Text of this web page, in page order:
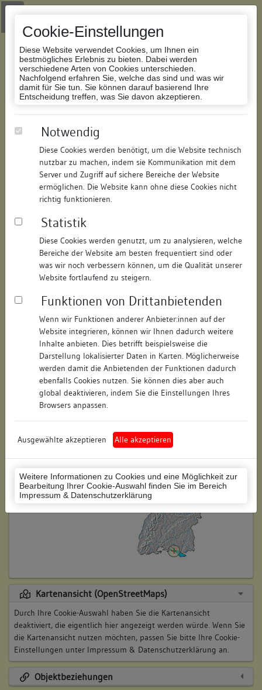
Cookie-Einstellungen
Diese Website verwendet Cookies, um Ihnen ein
bestmögliches Erlebnis zu bieten. Dabei werden
verschiedene Arten von Cookies unterschieden.
Nachfolgend erfahren Sie, welche das sind und was wir
damit für Sie tun. Sie können darauf basierend Ihre
Entscheidung treffen, was Sie davon akzeptieren.
Notwendig
Diese Cookies werden benötigt, um die Website technisch
nutzbar zu machen, indem sie Kommunikation mit dem
Server und Zugriff auf sichere Bereiche der Website
ermöglichen. Die Website kann ohne diese Cookies nicht
richtig funktionieren.
Statistik
Diese Cookies werden genutzt, um zu analysieren, welche
Bereiche der Website am besten frequentiert sind oder
was wir noch verbessern können, um die Qualität unserer
Website fortlaufend zu steigern.
Funktionen von Drittanbietenden
Wenn wir Funktionen anderer Anbieter:innen auf der
Website integrieren, können wir Ihnen dadurch weitere
Inhalte anbieten. Dies betrifft beispielsweise die
Darstellung lokalisierter Daten in Karten. Möglicherweise
werden damit die Anbietenden der Funktionen dadurch
ebenfalls Cookies nutzen. Sie können dies aber auch
global deaktivieren, indem Sie die Einstellungen Ihres
Browsers anpassen.
Ausgewählte akzeptieren Alle akzeptieren
Weitere Informationen zu Cookies und eine Möglichkeit zur
Bearbeitung Ihrer Cookie-Auswahl finden Sie im Bereich
Impressum & Datenschutzerklärung
Zur Navigation springen
Zum Inhalt der Website springen
Datenbank Bauforschung/Restaurierung
221316039194/Datum:19.06.2008
Datenbestand:
Bauforschung
Als PDF herunterladen:
Objektdaten
Straße: Sankt-Stephans-Platz
Hausnummer: 27
Postleitzahl: 78462
Stadt-Teilort: Konstanz
Regierungsbezirk: Freiburg
Konstanz (Landkreis)
Wohnplatzschlüssel: 8335043012
Flurstücknummer: 281/1
Historischer Straßenname: keiner
Lage des Wohnplatzes:
Kartenansicht (OpenStreetMaps)
Durch Ihre Cookie-Auswahl haben Sie die Kartenansicht
deaktiviert, die eigentlich hier angezeigt werden würde. Wenn Sie
die Kartenansicht nutzen möchten, passen Sie bitte Ihre Cookie-
Einstellungen unter Impressum & Datenschutzerklärung an.
Objektbeziehungen